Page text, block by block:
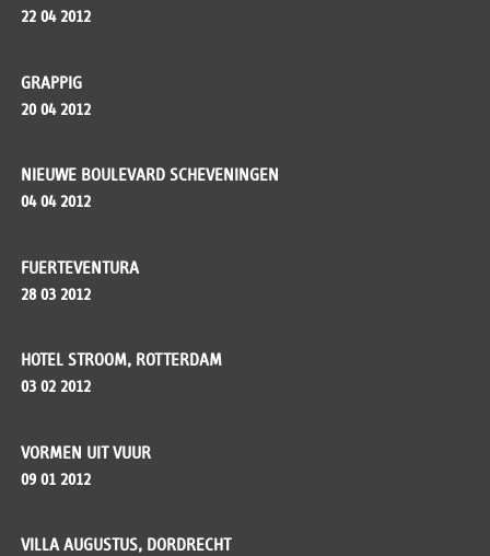
22 04 2012
GRAPPIG
20 04 2012
NIEUWE BOULEVARD SCHEVENINGEN
04 04 2012
FUERTEVENTURA
28 03 2012
HOTEL STROOM, ROTTERDAM
03 02 2012
VORMEN UIT VUUR
09 01 2012
VILLA AUGUSTUS, DORDRECHT